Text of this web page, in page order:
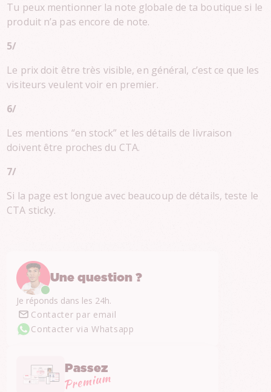
Tu peux mentionner la note globale de ta boutique si le
produit n’a pas encore de note.
5/
Le prix doit être très visible, en général, c’est ce que les
visiteurs veulent voir en premier.
6/
Les mentions “en stock” et les détails de livraison
doivent être proches du CTA.
7/
Si la page est longue avec beaucoup de détails, teste le
CTA sticky.
Une question ?
Je réponds dans les 24h.
Contacter par email
Contacter via Whatsapp
Passez